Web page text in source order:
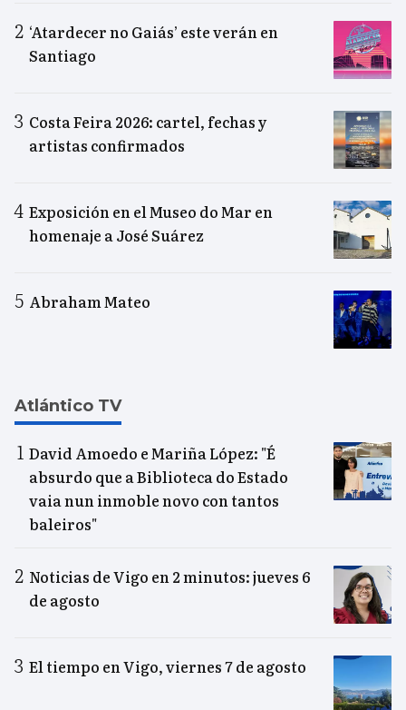
‘Atardecer no Gaiás’ este verán en
Santiago
Costa Feira 2026: cartel, fechas y
artistas confirmados
Exposición en el Museo do Mar en
homenaje a José Suárez
Abraham Mateo
Atlántico TV
David Amoedo e Mariña López: "É
absurdo que a Biblioteca do Estado
vaia nun inmoble novo con tantos
baleiros"
Noticias de Vigo en 2 minutos: jueves 6
de agosto
El tiempo en Vigo, viernes 7 de agosto